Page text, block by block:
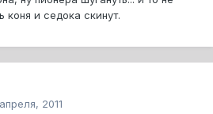
коня и седока скинут.
2011